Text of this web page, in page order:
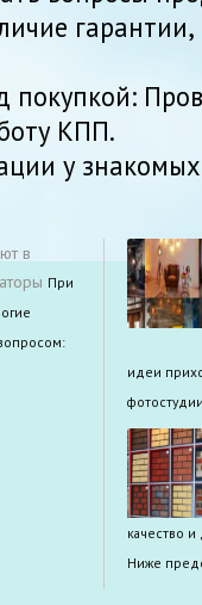
КПП.
у
в
При
идеи
качество и
Ниже